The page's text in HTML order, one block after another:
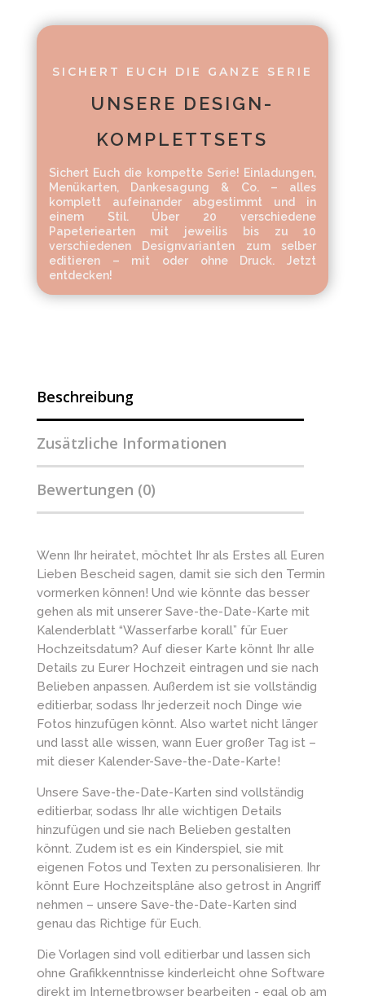
SICHERT EUCH DIE GANZE SERIE
UNSERE DESIGN-
KOMPLETTSETS
Sichert Euch die kompette Serie! Einladungen,
Menükarten, Dankesagung & Co. – alles
komplett aufeinander abgestimmt und in
einem Stil. Über 20 verschiedene
Papeteriearten mit jeweilis bis zu 10
verschiedenen Designvarianten zum selber
editieren – mit oder ohne Druck. Jetzt
entdecken!
Beschreibung
Zusätzliche Informationen
Bewertungen (0)
Wenn Ihr heiratet, möchtet Ihr als Erstes all Euren
Lieben Bescheid sagen, damit sie sich den Termin
vormerken können! Und wie könnte das besser
gehen als mit unserer Save-the-Date-Karte mit
Kalenderblatt “Wasserfarbe korall” für Euer
Hochzeitsdatum? Auf dieser Karte könnt Ihr alle
Details zu Eurer Hochzeit eintragen und sie nach
Belieben anpassen. Außerdem ist sie vollständig
editierbar, sodass Ihr jederzeit noch Dinge wie
Fotos hinzufügen könnt. Also wartet nicht länger
und lasst alle wissen, wann Euer großer Tag ist –
mit dieser Kalender-Save-the-Date-Karte!
Unsere Save-the-Date-Karten sind vollständig
editierbar, sodass Ihr alle wichtigen Details
hinzufügen und sie nach Belieben gestalten
könnt. Zudem ist es ein Kinderspiel, sie mit
eigenen Fotos und Texten zu personalisieren. Ihr
könnt Eure Hochzeitspläne also getrost in Angriff
nehmen – unsere Save-the-Date-Karten sind
genau das Richtige für Euch.
Die Vorlagen sind voll editierbar und lassen sich
ohne Grafikkenntnisse kinderleicht ohne Software
direkt im Internetbrowser bearbeiten - egal ob am